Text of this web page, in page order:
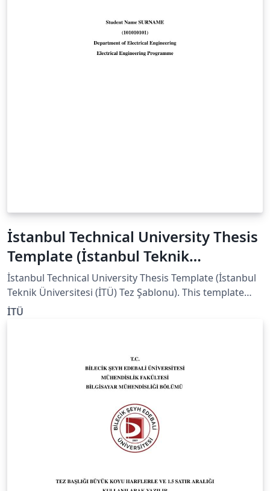
was prepared by Gökhan Azizoğlu in accordance with
the official formatting requirements of Erciyes
University Graduate School of Natural and Applied
İstanbul Technical University Thesis
Template (İstanbul Teknik
Üniversitesi (İTÜ) Tez Şablonu)
İstanbul Technical University Thesis Template (İstanbul
Teknik Üniversitesi (İTÜ) Tez Şablonu). This template
exists on ITU official website
İTÜ